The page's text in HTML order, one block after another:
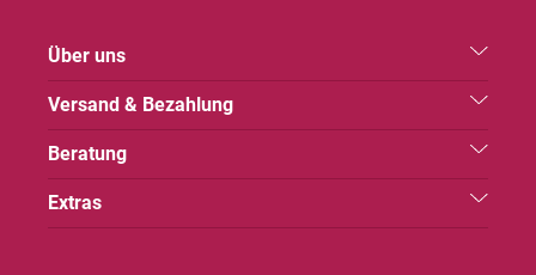
Über uns
Versand & Bezahlung
Beratung
Extras